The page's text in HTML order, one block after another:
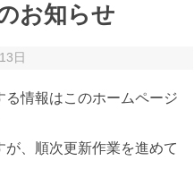
お知らせ
日
情報はこのホームページ
、順次更新作業を進めて